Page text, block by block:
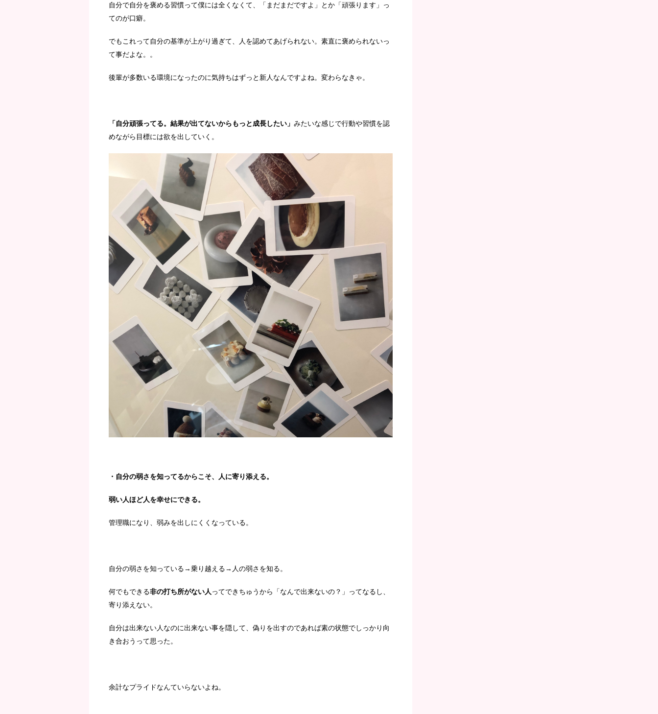
自分で自分を褒める習慣って僕には全くなくて、「まだまだですよ」とか「頑張ります」っ
てのが口癖。
でもこれって自分の基準が上がり過ぎて、人を認めてあげられない。素直に褒められないっ
て事だよな。。
後輩が多数いる環境になったのに気持ちはずっと新人なんですよね。変わらなきゃ。
「自分頑張ってる。結果が出てないからもっと成長したい」 みたいな感じで行動や習慣を認
めながら目標には欲を出していく。
・自分の弱さを知ってるからこそ、人に寄り添える。
弱い人ほど人を幸せにできる。
管理職になり、弱みを出しにくくなっている。
自分の弱さを知っている→乗り越える→人の弱さを知る。
何でもできる非の打ち所がない人 ってできちゅうから「なんで出来ないの？」ってなるし、
寄り添えない。
自分は出来ない人なのに出来ない事を隠して、偽りを出すのであれば素の状態でしっかり向
き合おうって思った。
余計なプライドなんていらないよね。